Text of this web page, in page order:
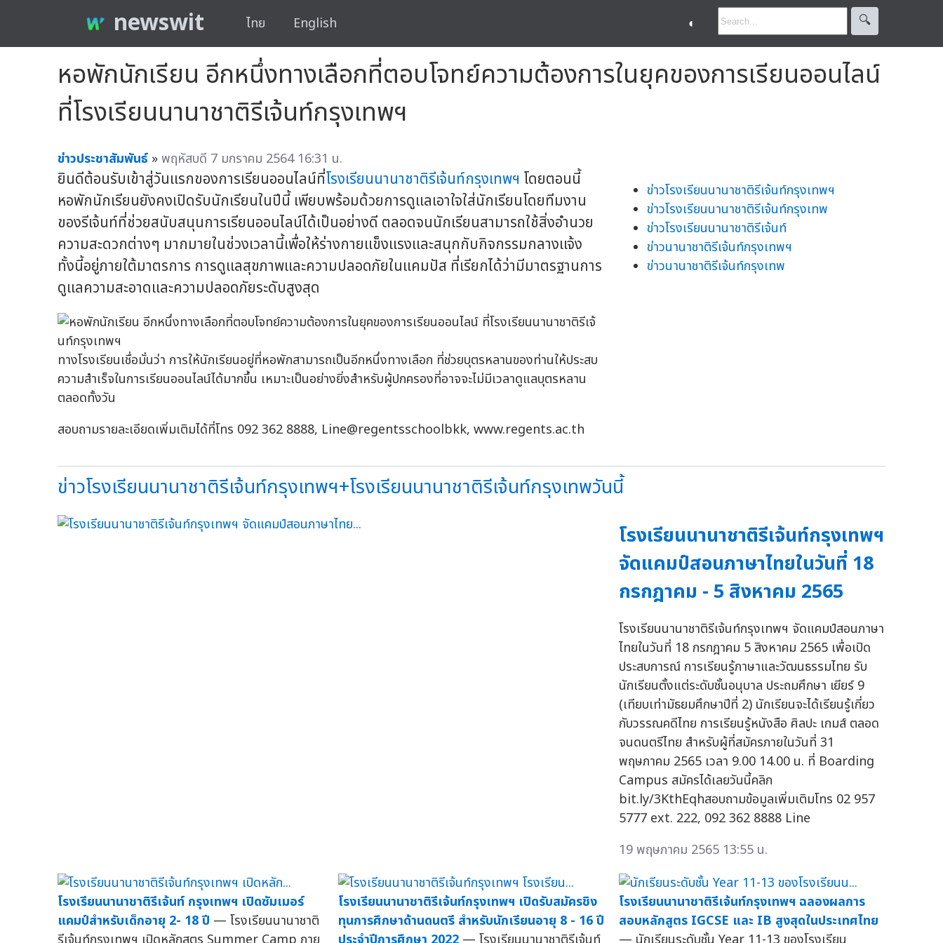
newswit ไทย English ◐ 🔍︎
หอพักนักเรียน อีกหนึ่งทางเลือกที่ตอบโจทย์ความต้องการในยุคของการเรียนออนไลน์
ที่โรงเรียนนานาชาติรีเจ้นท์กรุงเทพฯ
ข่าวประชาสัมพันธ์ »พฤหัสบดี 7 มกราคม 2564 16:31 น.
ยินดีต้อนรับเข้าสู่วันแรกของการเรียนออนไลน์ที่โรงเรียนนานาชาติรีเจ้นท์กรุงเทพฯ โดยตอนนี้
หอพักนักเรียนยังคงเปิดรับนักเรียนในปีนี้ เพียบพร้อมด้วยการดูแลเอาใจใส่นักเรียนโดยทีมงาน
ของรีเจ้นท์ที่ช่วยสนับสนุนการเรียนออนไลน์ได้เป็นอย่างดี ตลอดจนนักเรียนสามารถใช้สิ่งอำนวย
ความสะดวกต่างๆ มากมายในช่วงเวลานี้เพื่อให้ร่างกายแข็งแรงและสนุกกับกิจกรรมกลางแจ้ง
ทั้งนี้อยู่ภายใต้มาตรการ การดูแลสุขภาพและความปลอดภัยในแคมปัส ที่เรียกได้ว่ามีมาตรฐานการ
ดูแลความสะอาดและความปลอดภัยระดับสูงสุด
ทางโรงเรียนเชื่อมั่นว่า การให้นักเรียนอยู่ที่หอพักสามารถเป็นอีกหนึ่งทางเลือก ที่ช่วยบุตรหลานของท่านให้ประสบ
ความสำเร็จในการเรียนออนไลน์ได้มากขึ้น เหมาะเป็นอย่างยิ่งสำหรับผู้ปกครองที่อาจจะไม่มีเวลาดูแลบุตรหลาน
ตลอดทั้งวัน
สอบถามรายละเอียดเพิ่มเติมได้ที่โทร 092 362 8888, Line@regentsschoolbkk, www.regents.ac.th
ข่าวโรงเรียนนานาชาติรีเจ้นท์กรุงเทพฯ
ข่าวโรงเรียนนานาชาติรีเจ้นท์กรุงเทพ
ข่าวโรงเรียนนานาชาติรีเจ้นท์
ข่าวนานาชาติรีเจ้นท์กรุงเทพฯ
ข่าวนานาชาติรีเจ้นท์กรุงเทพ
ข่าวโรงเรียนนานาชาติรีเจ้นท์กรุงเทพฯ+โรงเรียนนานาชาติรีเจ้นท์กรุงเทพวันนี้
โรงเรียนนานาชาติรีเจ้นท์กรุงเทพฯ
จัดแคมป์สอนภาษาไทยในวันที่ 18
กรกฎาคม - 5 สิงหาคม 2565
โรงเรียนนานาชาติรีเจ้นท์กรุงเทพฯ จัดแคมป์สอนภาษา
ไทยในวันที่ 18 กรกฎาคม 5 สิงหาคม 2565 เพื่อเปิด
ประสบการณ์ การเรียนรู้ภาษาและวัฒนธรรมไทย รับ
นักเรียนตั้งแต่ระดับชั้นอนุบาล ประถมศึกษา เยียร์ 9
(เทียบเท่ามัธยมศึกษาปีที่ 2) นักเรียนจะได้เรียนรู้เกี่ยว
กับวรรณคดีไทย การเรียนรู้หนังสือ ศิลปะ เกมส์ ตลอด
จนดนตรีไทย สำหรับผู้ที่สมัครภายในวันที่ 31
พฤษภาคม 2565 เวลา 9.00 14.00 น. ที่ Boarding
Campus สมัครได้เลยวันนี้คลิก
bit.ly/3KthEqhสอบถามข้อมูลเพิ่มเติมโทร 02 957
5777 ext. 222, 092 362 8888 Line
19 พฤษภาคม 2565 13:55 น.
โรงเรียนนานาชาติรีเจ้นท์ กรุงเทพฯ เปิดซัมเมอร์
แคมป์สำหรับเด็กอายุ 2- 18 ปี — โรงเรียนนานาชาติ
โรงเรียนนานาชาติรีเจ้นท์กรุงเทพฯ เปิดรับสมัครชิง
ทุนการศึกษาด้านดนตรี สำหรับนักเรียนอายุ 8 - 16 ปี
โรงเรียนนานาชาติรีเจ้นท์กรุงเทพฯ ฉลองผลการ
สอบหลักสูตร IGCSE และ IB สูงสุดในประเทศไทย